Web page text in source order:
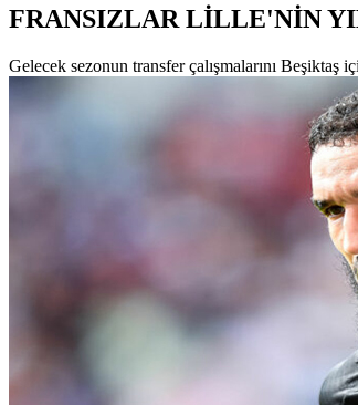
FRANSIZLAR LİLLE'NİN
Gelecek sezonun transfer çalışmalarını Beşiktaş